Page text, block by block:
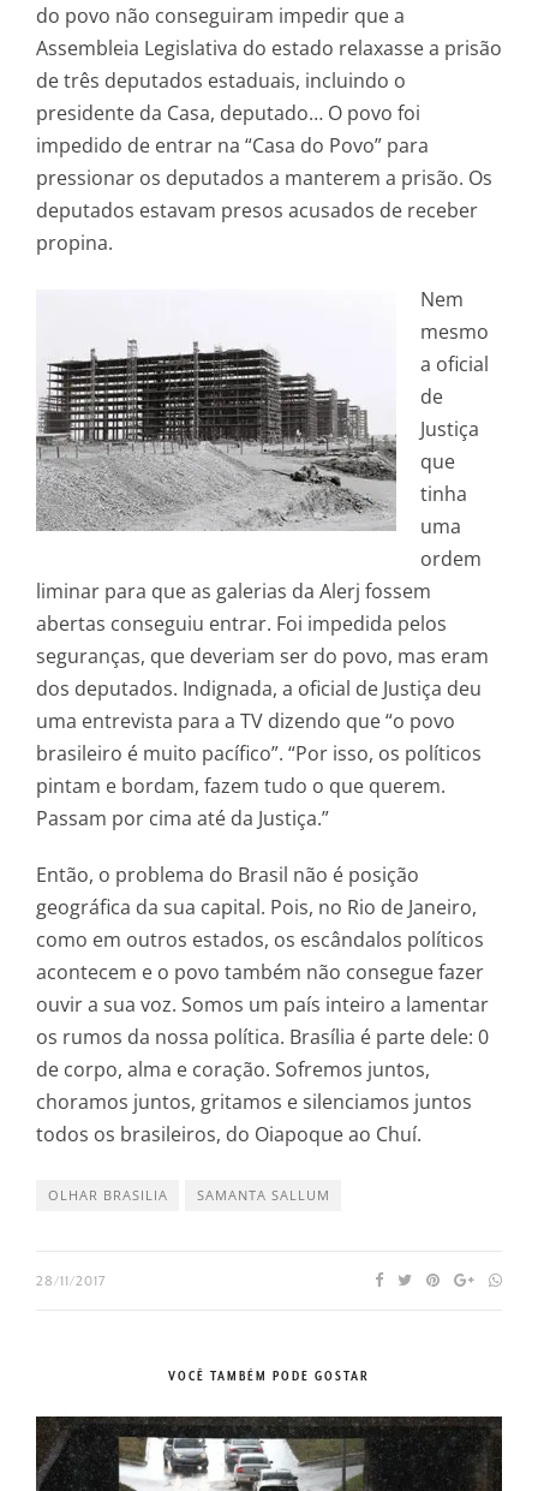
do povo não conseguiram impedir que a
Assembleia Legislativa do estado relaxasse a prisão
de três deputados estaduais, incluindo o
presidente da Casa, deputado… O povo foi
impedido de entrar na “Casa do Povo” para
pressionar os deputados a manterem a prisão. Os
deputados estavam presos acusados de receber
propina.
Nem
mesmo
a oficial
de
Justiça
que
tinha
uma
ordem
liminar para que as galerias da Alerj fossem
abertas conseguiu entrar. Foi impedida pelos
seguranças, que deveriam ser do povo, mas eram
dos deputados. Indignada, a oficial de Justiça deu
uma entrevista para a TV dizendo que “o povo
brasileiro é muito pacífico”. “Por isso, os políticos
pintam e bordam, fazem tudo o que querem.
Passam por cima até da Justiça.”
Então, o problema do Brasil não é posição
geográfica da sua capital. Pois, no Rio de Janeiro,
como em outros estados, os escândalos políticos
acontecem e o povo também não consegue fazer
ouvir a sua voz. Somos um país inteiro a lamentar
os rumos da nossa política. Brasília é parte dele: 0
de corpo, alma e coração. Sofremos juntos,
choramos juntos, gritamos e silenciamos juntos
todos os brasileiros, do Oiapoque ao Chuí.
OLHAR BRASILIA SAMANTA SALLUM
28/11/2017
VOCÊ TAMBÉM PODE GOSTAR